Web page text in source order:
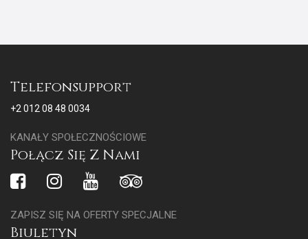
Telefonsupport
+2 012 08 48 0034
KANAŁY SPOŁECZNOŚCIOWE
Połącz Się Z Nami
ZAPISZ SIĘ NA OFERTY SPECJALNE
Biuletyn